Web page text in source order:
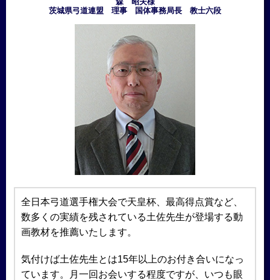
茨城県弓道連盟 理事 国体事務局長 教士六段
全日本弓道選手権大会で天皇杯、最高得点賞など、
数多くの実績を残されている土佐先生が登場する動
画教材を推薦いたします。
気付けば土佐先生とは15年以上のお付き合いになっ
ています。月一回お会いする程度ですが、いつも眼